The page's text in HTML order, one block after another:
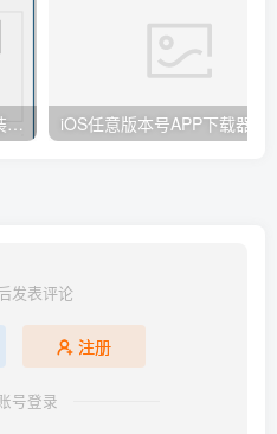
Adobe系列软件大全 一键安装版 By：Ansifa iOS任意版本号APP下载器
发表评论
注册
号登录